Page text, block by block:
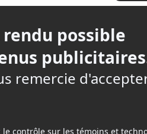
Réalisateur+1